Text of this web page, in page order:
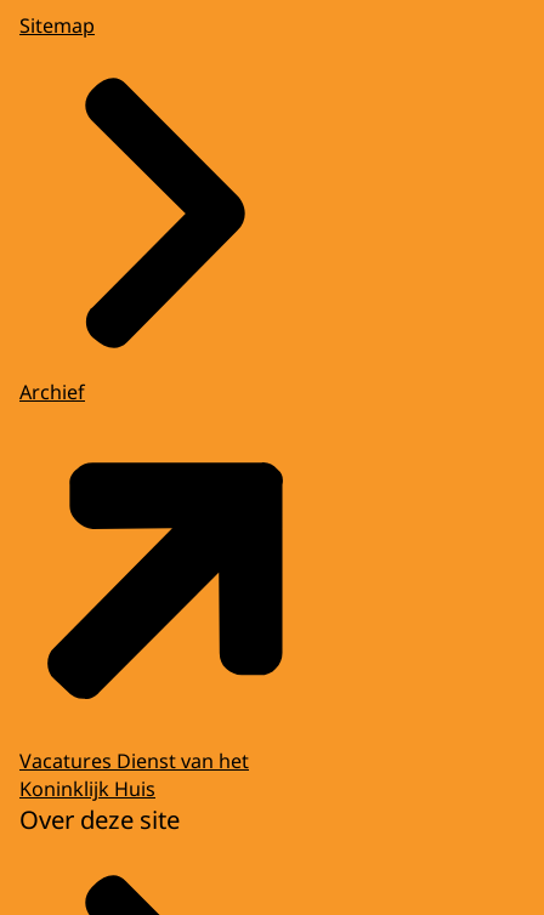
Sitemap
Archief
Vacatures Dienst van het
Koninklijk Huis
Over deze site